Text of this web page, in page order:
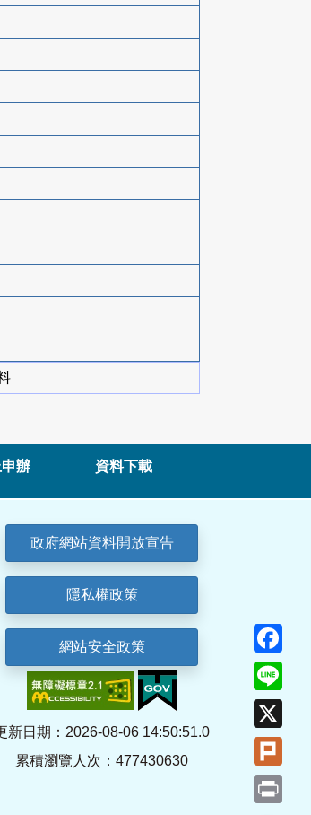
辦 資料下載
政府網站資料開放宣告
隱私權政策
網站安全政策
新日期：2026-08-06 14:50:51.0
累積瀏覽人次：477430630